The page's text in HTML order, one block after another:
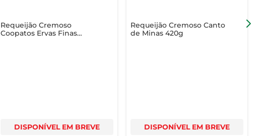
Requeijão Cremoso
Coopatos Ervas Finas
DISPONÍVEL EM BREVE
Requeijão Cremoso Canto
de Minas 420g
DISPONÍVEL EM BREVE